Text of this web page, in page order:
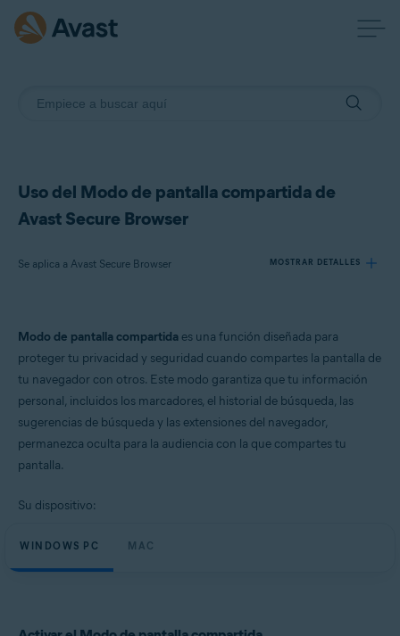
Uso del Modo de pantalla compartida de
Avast Secure Browser
Se aplica a Avast Secure Browser MOSTRAR DETALLES
Productos:
Avast Secure Browser
Windows y macOS
Modo de pantalla compartida es una función diseñada para
proteger tu privacidad y seguridad cuando compartes la pantalla de
tu navegador con otros. Este modo garantiza que tu información
personal, incluidos los marcadores, el historial de búsqueda, las
sugerencias de búsqueda y las extensiones del navegador,
permanezca oculta para la audiencia con la que compartes tu
pantalla.
Su dispositivo:
WINDOWS PC MAC